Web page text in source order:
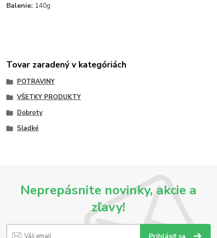
Balenie: 140g
Tovar zaradený v kategóriách
POTRAVINY
VŠETKY PRODUKTY
Dobroty
Sladké
Neprepásnite novinky, akcie a
zľavy!